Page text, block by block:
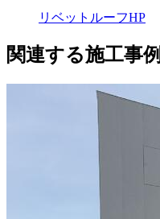
リベットルーフHP
関連する施工事例